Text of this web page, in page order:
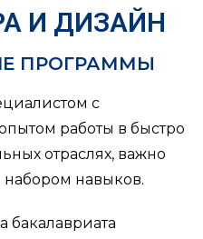
И ДИЗАЙН
ПРОГРАММЫ
с
работы в быстро
отраслях, важно
набором навыков.
бакалавриата